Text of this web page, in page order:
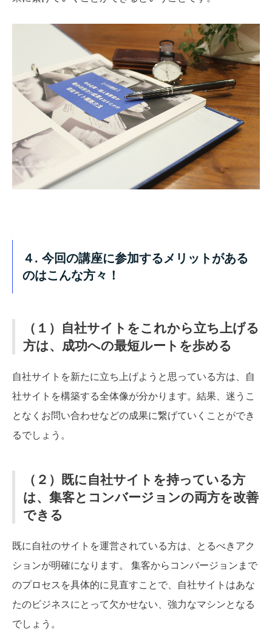
４. 今回の講座に参加するメリットがある
のはこんな方々！
（１）自社サイトをこれから立ち上げる
方は、成功への最短ルートを歩める
自社サイトを新たに立ち上げようと思っている方は、自
社サイトを構築する全体像が分かります。結果、迷うこ
となくお問い合わせなどの成果に繋げていくことができ
るでしょう。
（２）既に自社サイトを持っている方
は、集客とコンバージョンの両方を改善
できる
既に自社のサイトを運営されている方は、とるべきアク
ションが明確になります。 集客からコンバージョンまで
のプロセスを具体的に見直すことで、自社サイトはあな
たのビジネスにとって欠かせない、強力なマシンとなる
でしょう。